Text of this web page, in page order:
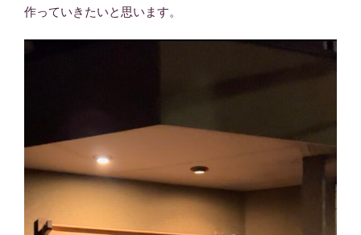
作っていきたいと思います。